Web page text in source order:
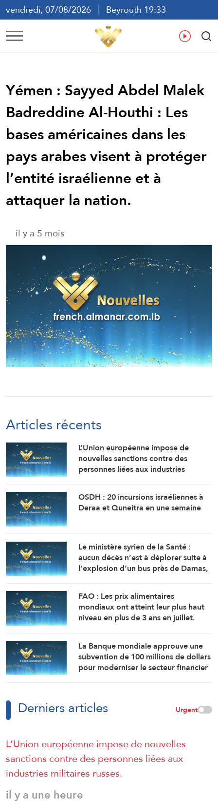
vendredi, 07/08/2026
Beyrouth 19:33
ع
Yémen : Sayyed Abdel Malek
Badreddine Al-Houthi : Les
bases américaines dans les
pays arabes visent à protéger
l’entité israélienne et à
attaquer la nation.
il y a 5 mois
Articles récents
L’Union européenne impose de
nouvelles sanctions contre des
personnes liées aux industries
OSDH : 20 incursions israéliennes à
Deraa et Quneitra en une semaine
Le ministère syrien de la Santé :
aucun décès n’est à déplorer suite à
l’explosion d’un bus près de Damas,
FAO : Les prix alimentaires
mondiaux ont atteint leur plus haut
niveau en plus de 3 ans en juillet.
La Banque mondiale approuve une
subvention de 100 millions de dollars
pour moderniser le secteur financier
Derniers articles Urgent
L’Union européenne impose de nouvelles
sanctions contre des personnes liées aux
industries militaires russes.
il y a une heure